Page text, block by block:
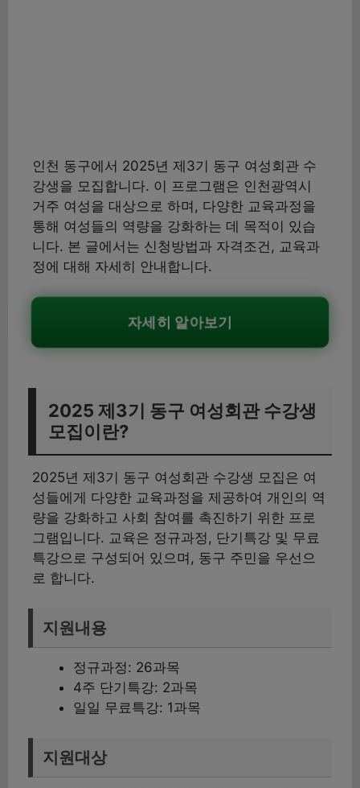
인천 동구에서 2025년 제3기 동구 여성회관 수
강생을 모집합니다. 이 프로그램은 인천광역시
거주 여성을 대상으로 하며, 다양한 교육과정을
통해 여성들의 역량을 강화하는 데 목적이 있습
니다. 본 글에서는 신청방법과 자격조건, 교육과
정에 대해 자세히 안내합니다.
자세히 알아보기
2025 제3기 동구 여성회관 수강생
모집이란?
2025년 제3기 동구 여성회관 수강생 모집은 여
성들에게 다양한 교육과정을 제공하여 개인의 역
량을 강화하고 사회 참여를 촉진하기 위한 프로
그램입니다. 교육은 정규과정, 단기특강 및 무료
특강으로 구성되어 있으며, 동구 주민을 우선으
로 합니다.
지원내용
정규과정: 26과목
4주 단기특강: 2과목
일일 무료특강: 1과목
지원대상